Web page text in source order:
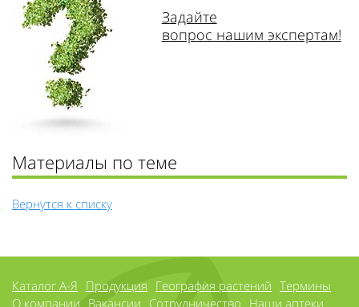
Задайте
вопрос нашим экспертам!
Материалы по теме
Вернутся к списку
Каталог А-Я Продукция География растений Термины
О компании Вакансии Сотрудничество Наши аптеки